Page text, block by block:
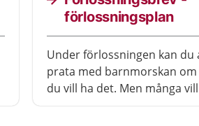
förlossningsplan
Under förlossningen kan du
prata med barnmorskan
du vill ha det. Men många vill